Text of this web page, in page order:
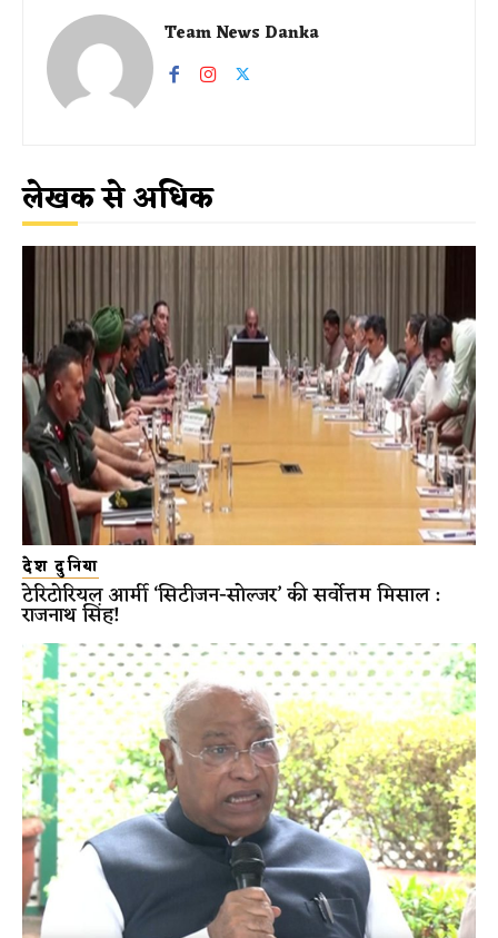
Team News Danka
लेखक से अधिक
देश दुनिया
टेरिटोरियल आर्मी ‘सिटीजन-सोल्जर’ की सर्वोत्तम मिसाल :
राजनाथ सिंह!